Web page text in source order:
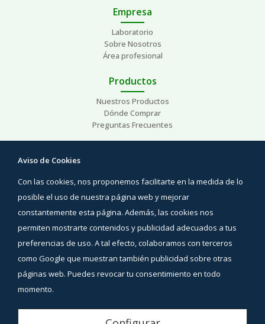
Empresa
Laboratorio
Sobre Nosotros
Área profesional
Productos
Nuestros Productos
Dónde Comprar
Preguntas Frecuentes
Áreas de interés
Contacto
Síguenos
Facebook
YouTube
Aviso Legal
Aviso de Cookies
Con las cookies, nos proponemos facilitarte en la medida de lo
posible el uso de nuestra página web y mejorar
constantemente esta página. Además, las cookies nos
permiten mostrarte contenidos y publicidad adecuados a tus
preferencias de uso. A tal efecto, colaboramos con terceros
como Google que muestran también publicidad sobre otras
páginas web. Puedes revocar tu consentimiento en todo
momento.